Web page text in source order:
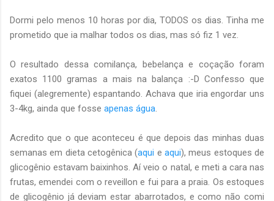
Dormi pelo menos 10 horas por dia, TODOS os dias. Tinha me
prometido que ia malhar todos os dias, mas só fiz 1 vez.
O resultado dessa comilança, bebelança e coçação foram
exatos 1100 gramas a mais na balança :-D Confesso que
fiquei (alegremente) espantando. Achava que iria engordar uns
3-4kg, ainda que fosse apenas água.
Acredito que o que aconteceu é que depois das minhas duas
semanas em dieta cetogênica (aqui eaqui), meus estoques de
glicogênio estavam baixinhos. Aí veio o natal, e meti a cara nas
frutas, emendei com o reveillon e fui para a praia. Os estoques
de glicogênio já deviam estar abarrotados, e como não comi